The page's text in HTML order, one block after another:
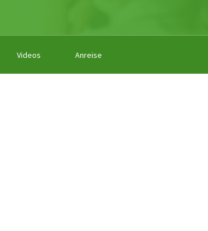
Videos Anreise